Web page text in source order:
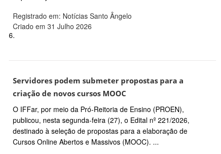
Registrado em: Notícias Santo Ângelo
Criado em 31 Julho 2026
6.
Servidores podem submeter propostas para a
criação de novos cursos MOOC
O IFFar, por meio da Pró-Reitoria de Ensino (PROEN),
publicou, nesta segunda-feira (27), o Edital nº 221/2026,
destinado à seleção de propostas para a elaboração de
Cursos Online Abertos e Massivos (MOOC). ...